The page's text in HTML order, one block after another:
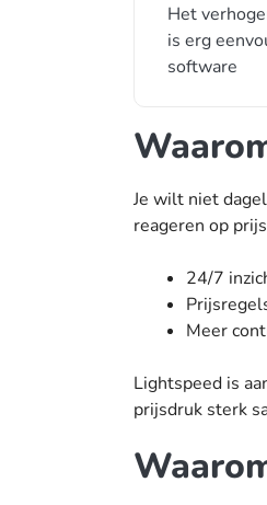
Het
is erg
software
Je wilt niet
reageren op
24/7
Meer
Lightspeed is
prijsdruk sterk